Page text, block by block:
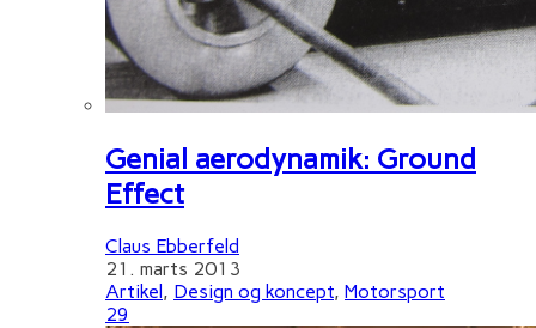
Genial aerodynamik: Ground
Effect
Claus Ebberfeld
21. marts 2013
Artikel, Design og koncept, Motorsport
29